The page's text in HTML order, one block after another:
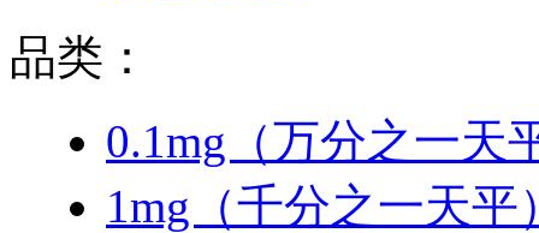
品类：
0.1mg（万分之一天
1mg（千分之一天平